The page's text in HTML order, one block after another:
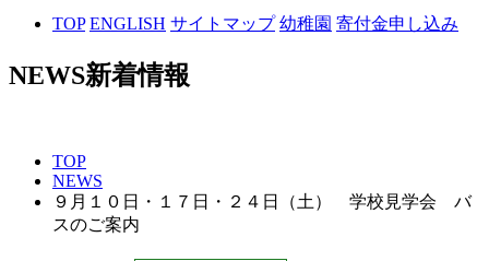
TOP ENGLISH サイトマップ 幼稚園 寄付金申し込み
NEWS新着情報
TOP
NEWS
９月１０日・１７日・２４日（土） 学校見学会 バ
スのご案内